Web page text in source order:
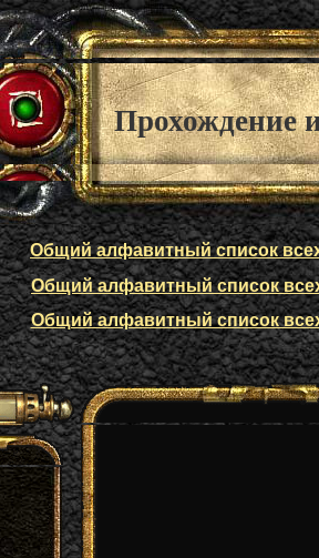
Прохождение
Общий алфавитный список
Общий алфавитный список
Общий алфавитный список